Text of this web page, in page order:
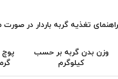
راهنمای تغذیه گربه باردار در
وزن بدن گربه بر حسب
کیلوگرم